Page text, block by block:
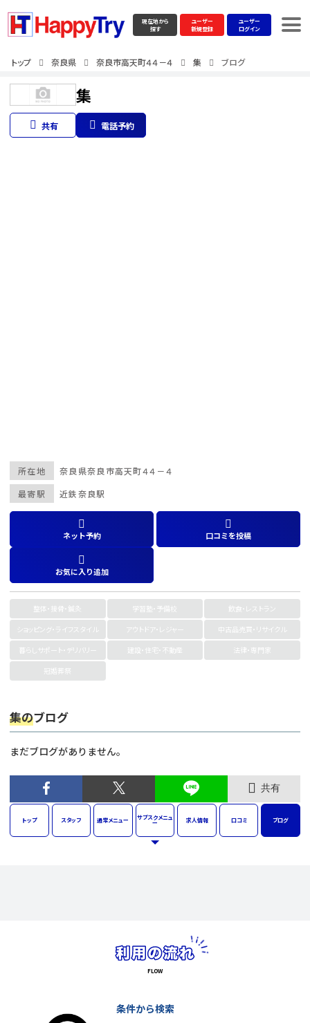
現在地から
探す
ユーザー
新規登録
ユーザー
ログイン
トップ 奈良県 奈良市高天町４４－４ 集 ブログ
集
共有 電話予約
最寄駅 近鉄奈良駅
所在地 奈良県奈良市高天町４４－４
ネット予約 口コミを投稿
お気に入り追加
整体・接骨・鍼灸 学習塾・予備校
飲食・レストラン
ショッピング・ライフスタイル
アウトドア・レジャー
中古品売買・リサイクル
暮らしサポート・デリバリー
建設・住宅・不動産
法律・専門家
冠婚葬祭
集のブログ
まだブログがありません。
共有
トップ スタッフ 通常メニュー サブスクメニュ
ー 求人情報 口コミ ブログ
条件から検索